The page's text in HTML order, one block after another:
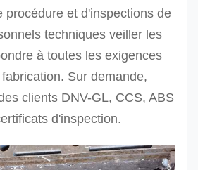
procédure et d'inspections de
techniques veiller les
à toutes les exigences
Sur demande,
clients DNV-GL, CCS, ABS
d'inspection.